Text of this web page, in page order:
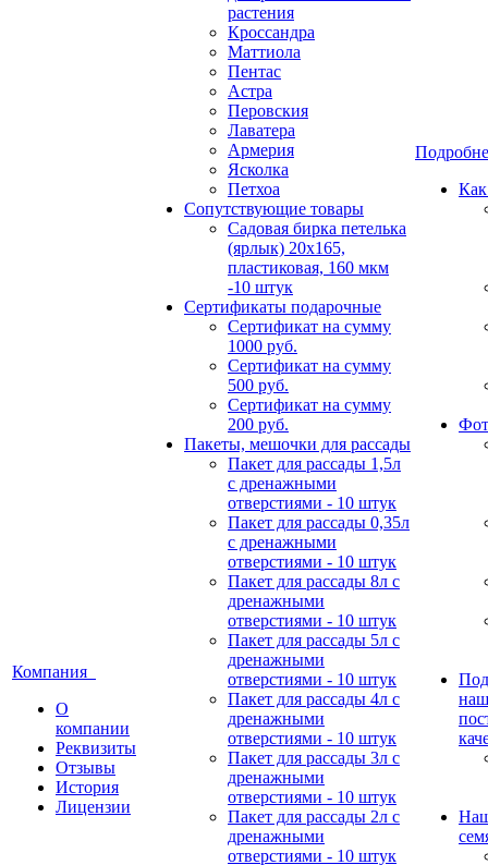
Компания
О
компании
Реквизиты
Отзывы
История
Лицензии
растения
Кроссандра
Маттиола
Пентас
Астра
Перовския
Лаватера
Армерия
Ясколка
Петхоа
Сопутствующие товары
Садовая бирка петелька
(ярлык) 20х165,
пластиковая, 160 мкм
-10 штук
Сертификаты подарочные
Сертификат на сумму
1000 руб.
Сертификат на сумму
500 руб.
Сертификат на сумму
200 руб.
Пакеты, мешочки для рассады
Пакет для рассады 1,5л
с дренажными
отверстиями - 10 штук
Пакет для рассады 0,35л
с дренажными
отверстиями - 10 штук
Пакет для рассады 8л с
дренажными
отверстиями - 10 штук
Пакет для рассады 5л с
дренажными
отверстиями - 10 штук
Пакет для рассады 4л с
дренажными
отверстиями - 10 штук
Пакет для рассады 3л с
дренажными
отверстиями - 10 штук
Пакет для рассады 2л с
дренажными
отверстиями - 10 штук
Как